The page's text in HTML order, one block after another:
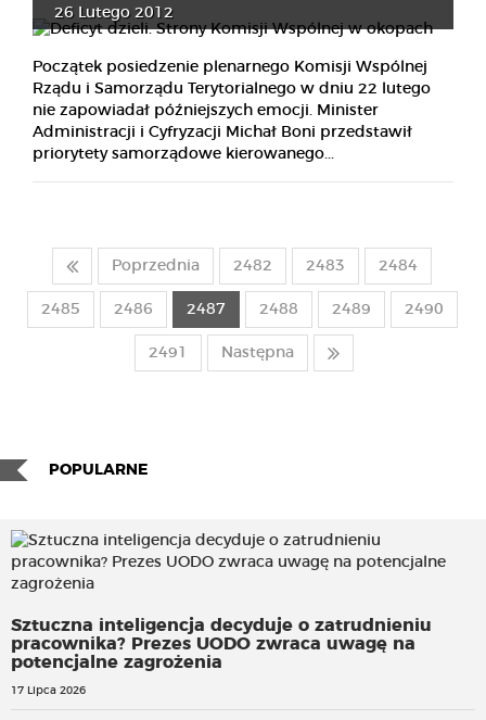
26 Lutego 2012
Początek posiedzenie plenarnego Komisji Wspólnej
Rządu i Samorządu Terytorialnego w dniu 22 lutego
nie zapowiadał późniejszych emocji. Minister
Administracji i Cyfryzacji Michał Boni przedstawił
priorytety samorządowe kierowanego...
Poprzednia 2482 2483 2484
2485 2486 2487 2488 2489 2490
2491 Następna
POPULARNE
Sztuczna inteligencja decyduje o zatrudnieniu
pracownika? Prezes UODO zwraca uwagę na
potencjalne zagrożenia
17 Lipca 2026